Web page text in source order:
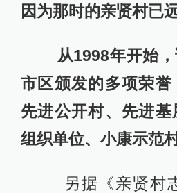
因为那时的亲贤村已
从1998年开始，
市区颁发的多项荣
先进公开村、先进
组织单位、小康示范村
另据《亲贤村志